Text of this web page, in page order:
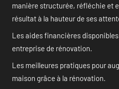
manière structurée, réfléchie et
résultat à la hauteur de ses
Les aides financières
entreprise de rénovation.
Les meilleures pratiques pour
maison grâce à la rénovation.